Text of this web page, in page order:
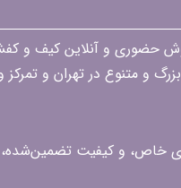
سابقه در زمینه فروش حضوری و
و متنوع در تهران و
خاص، و کیفیت